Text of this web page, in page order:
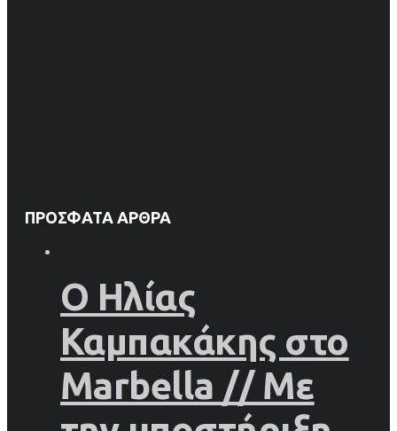
ΠΡΌΣΦΑΤΑ ΆΡΘΡΑ
Ο Ηλίας
Καμπακάκης στο
Marbella // Με